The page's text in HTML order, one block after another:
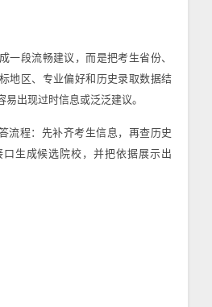
一段流畅建议，而是把考生省份、
地区、专业偏好和历史录取数据结
出现过时信息或泛泛建议。
流程：先补齐考生信息，再查历史
生成候选院校，并把依据展示出